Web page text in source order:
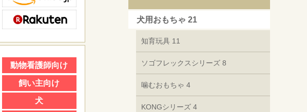
動物看護師向け
飼い主向け
犬
犬用おもちゃ 21
知育玩具 11
ソゴフレックスシリーズ 8
噛むおもちゃ 4
KONGシリーズ 4